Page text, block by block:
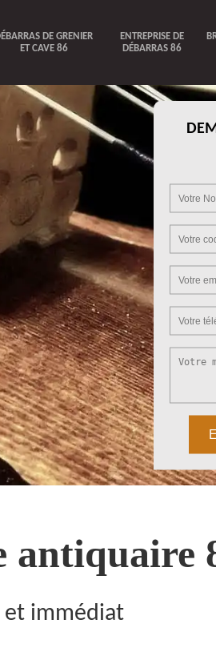
DE GRENIER
ET CAVE 86
ENTREPRISE DE
DÉBARRAS 86
antiquaire
et immédiat